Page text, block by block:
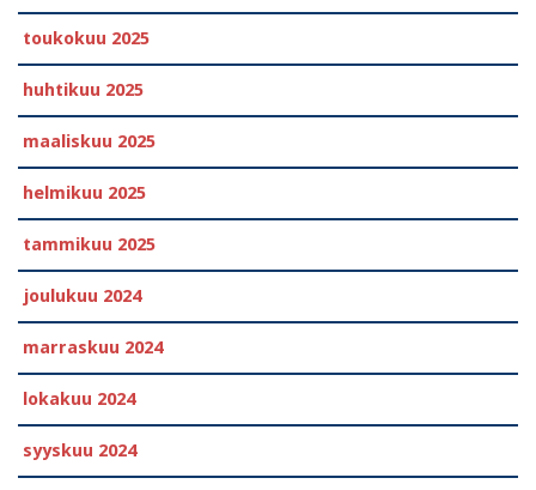
toukokuu 2025
huhtikuu 2025
maaliskuu 2025
helmikuu 2025
tammikuu 2025
joulukuu 2024
marraskuu 2024
lokakuu 2024
syyskuu 2024